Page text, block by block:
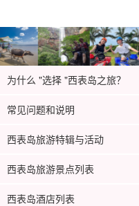
为什么 "选择 "西表岛之旅？
常见问题和说明
西表岛旅游特辑与活动
西表岛旅游景点列表
西表岛酒店列表